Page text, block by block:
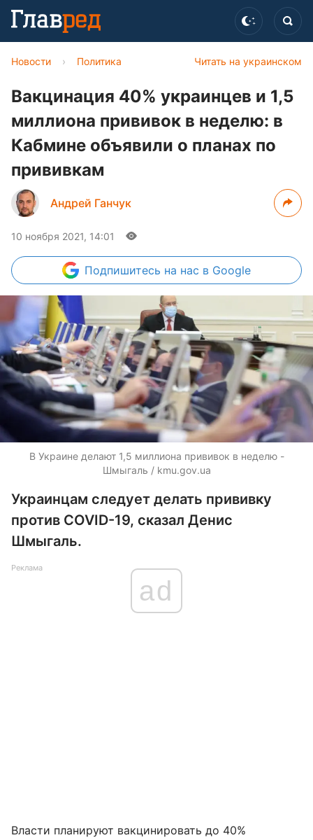
Читать на украинском
Новости › Политика
Вакцинация 40% украинцев и 1,5
миллиона прививок в неделю: в
Кабмине объявили о планах по
прививкам
Андрей Ганчук
10 ноября 2021, 14:01
Подпишитесь на нас в Google
В Украине делают 1,5 миллиона прививок в неделю -
Шмыгаль / kmu.gov.ua
Украинцам следует делать прививку
против COVID-19, сказал Денис
Шмыгаль.
Реклама
ad
Власти планируют вакцинировать до 40%